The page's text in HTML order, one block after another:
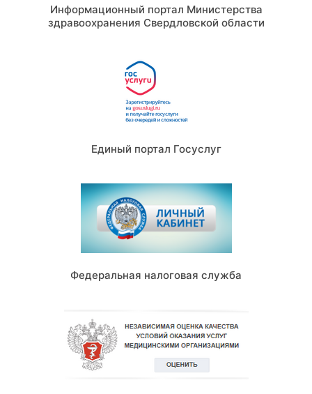
Информационный портал Министерства
здравоохранения Свердловской области
Единый портал Госуслуг
Федеральная налоговая служба